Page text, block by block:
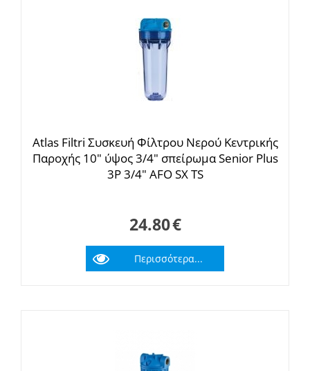
Atlas Filtri Συσκευή Φίλτρου Νερού Κεντρικής
Παροχής 10" ύψος 3/4" σπείρωμα Senior Plus
3P 3/4" AFO SX TS
24.80€
Περισσότερα...